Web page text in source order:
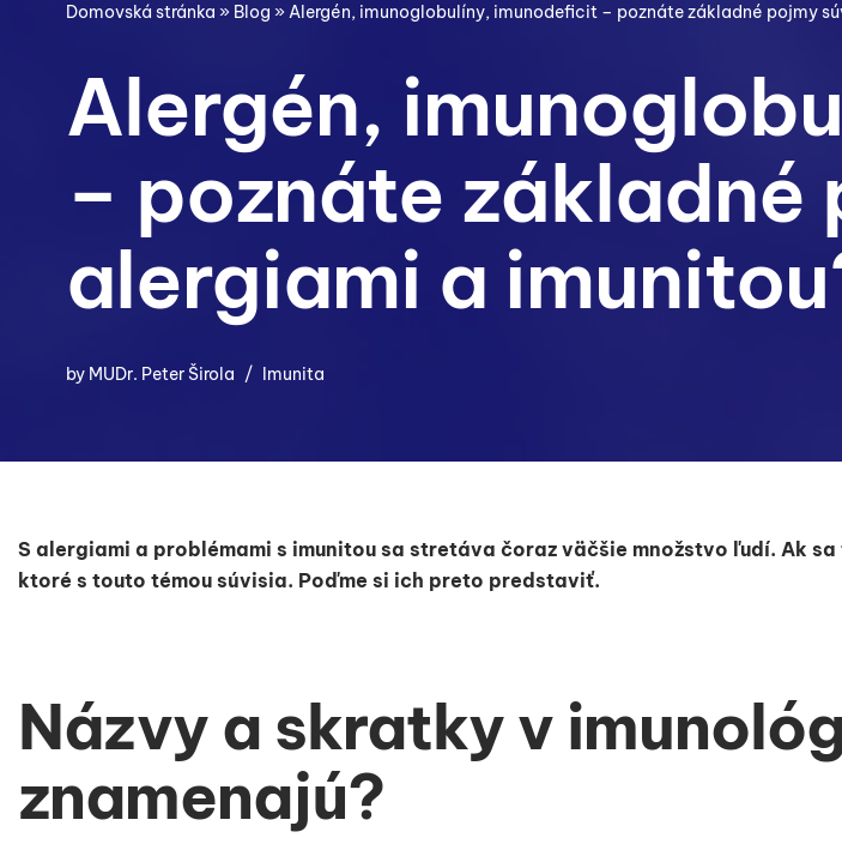
Domovská stránka » Blog » Alergén, imunoglobulíny, imunodeficit – poznáte základné pojmy
Alergén,
– poznáte základné
alergiami a
by MUDr. Peter Širola Imunita
S alergiami a problémami s imunitou sa stretáva čoraz väčšie množstvo ľudí. Ak
ktoré s touto témou súvisia. Poďme si ich preto predstaviť.
Názvy a skratky v
znamenajú?